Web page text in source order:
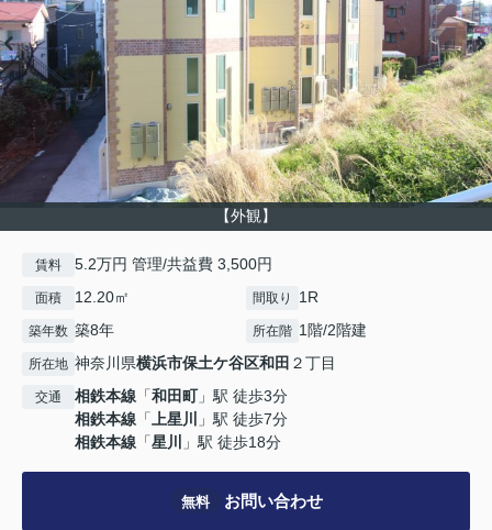
【外観】
賃料 5.2万円 管理/共益費 3,500円
面積 12.20㎡ 間取り 1R
築年数 築8年 所在階 1階/2階建
所在地 神奈川県横浜市保土ケ谷区和田 ２丁目
交通 相鉄本線 「和田町」駅 徒歩3分
相鉄本線 「 上星川
」駅 徒歩7分
相鉄本線 「星川 」駅 徒歩18分
無料 お問い合わせ